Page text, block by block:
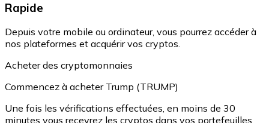
Rapide
Depuis votre mobile ou ordinateur, vous pourrez accéder à
nos plateformes et acquérir vos cryptos.
Acheter des cryptomonnaies
Commencez à acheter Trump (TRUMP)
Une fois les vérifications effectuées, en moins de 30
minutes vous recevrez les cryptos dans vos portefeuilles.